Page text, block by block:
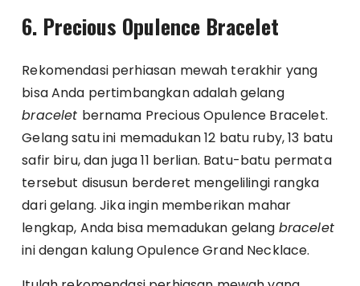
6. Precious Opulence Bracelet
Rekomendasi perhiasan mewah terakhir yang
bisa Anda pertimbangkan adalah gelang
bracelet bernama Precious Opulence Bracelet.
Gelang satu ini memadukan 12 batu ruby, 13 batu
safir biru, dan juga 11 berlian. Batu-batu permata
tersebut disusun berderet mengelilingi rangka
dari gelang. Jika ingin memberikan mahar
lengkap, Anda bisa memadukan gelang bracelet
ini dengan kalung Opulence Grand Necklace.